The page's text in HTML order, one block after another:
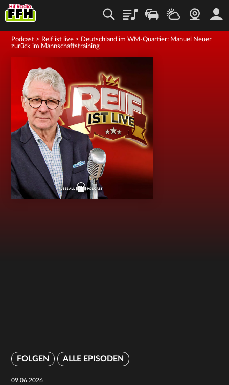
PlaylistStaupilotWetterWebcam
Podcast > Reif ist live > Deutschland im WM-Quartier: Manuel Neuer
zurück im Mannschaftstraining
FOLGEN ALLE EPISODEN
09.06.2026